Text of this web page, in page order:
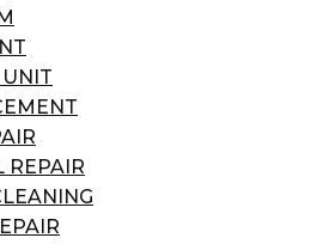
REPAIR